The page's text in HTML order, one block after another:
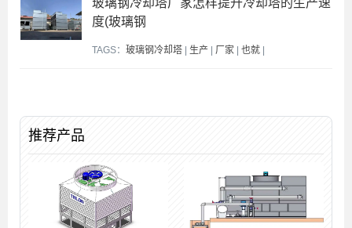
度(玻璃钢
TAGS： 玻璃钢冷却塔 | 生产 | 厂家 | 也就 |
推荐产品